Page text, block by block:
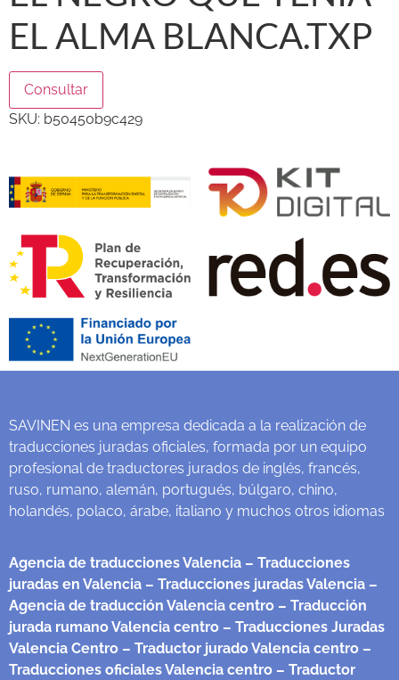
EL ALMA BLANCA.TXP
Consultar
SKU: b50450b9c429
SAVINEN es una empresa dedicada a la realización de
traducciones juradas oficiales, formada por un equipo
profesional de traductores jurados de inglés, francés,
ruso, rumano, alemán, portugués, búlgaro, chino,
holandés, polaco, árabe, italiano y muchos otros idiomas
Agencia de traducciones Valencia – Traducciones
juradas en Valencia – Traducciones juradas Valencia –
Agencia de traducción Valencia centro – Traducción
jurada rumano Valencia centro – Traducciones Juradas
Valencia Centro – Traductor jurado Valencia centro –
Traducciones oficiales Valencia centro – Traductor